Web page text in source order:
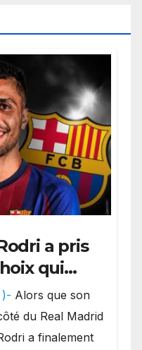
a pris
qui
bruit
)- Alors que son
du Real Madrid
a finalement